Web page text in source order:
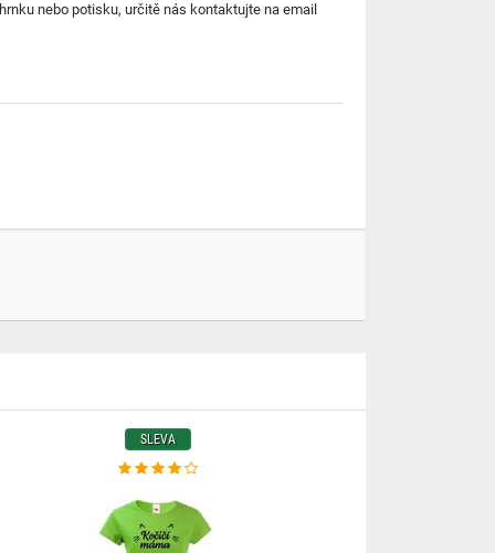
nebo potisku, určitě nás kontaktujte na email
SLEVA